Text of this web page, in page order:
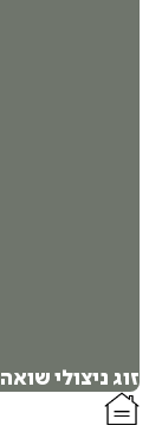
זוג ניצולי